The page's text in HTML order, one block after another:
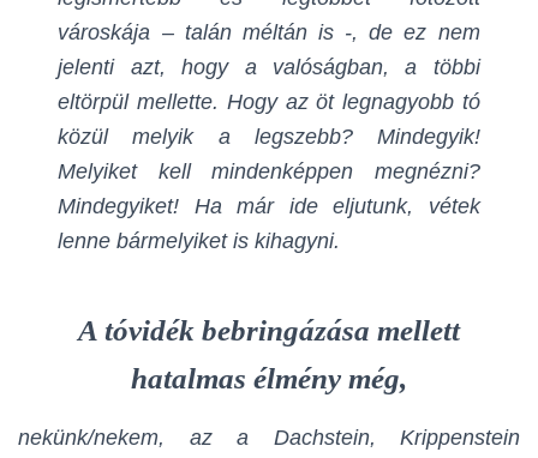
városkája – talán méltán is -, de ez nem
jelenti azt, hogy a valóságban, a többi
eltörpül mellette. Hogy az öt legnagyobb tó
közül melyik a legszebb? Mindegyik!
Melyiket kell mindenképpen megnézni?
Mindegyiket! Ha már ide eljutunk, vétek
lenne bármelyiket is kihagyni.
A tóvidék bebringázása mellett
hatalmas élmény még,
nekünk/nekem, az a Dachstein, Krippenstein